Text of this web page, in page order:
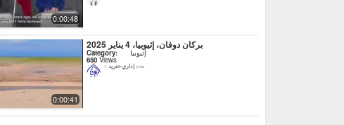
0:00:48
0:00:41
بركان دوفان، إثيوبيا، 4 يناير 2025
Category: إثيوبيا
650 Views
إداري-تغريد 1 year